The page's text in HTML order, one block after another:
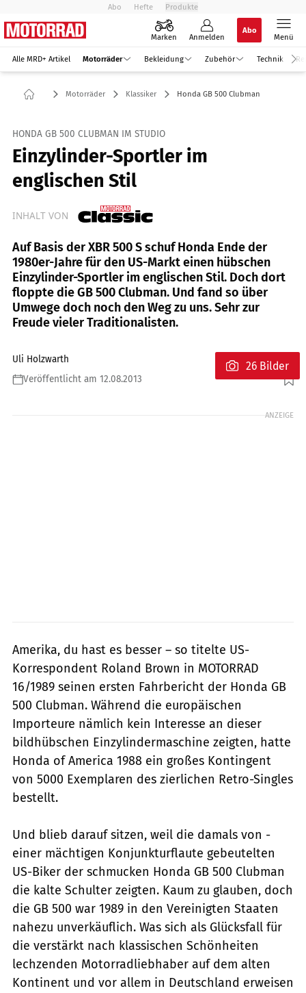
Abo Hefte Produkte
Marken Anmelden
Abo
Menü
Alle MRD+ Artikel Motorräder Bekleidung Zubehör Technik
Motorräder Klassiker Honda GB 500 Clubman
HONDA GB 500 CLUBMAN IM STUDIO
Einzylinder-Sportler im
englischen Stil
INHALT VON
Auf Basis der XBR 500 S schuf Honda Ende der
1980er-Jahre für den US-Markt einen hübschen
Einzylinder-Sportler im englischen Stil. Doch dort
floppte die GB 500 Clubman. Und fand so über
Umwege doch noch den Weg zu uns. Sehr zur
Freude vieler Traditionalisten.
Uli Holzwarth
Veröffentlicht am 12.08.2013
Foto: mps-Fotostudio
26 Bilder
ANZEIGE
Amerika, du hast es besser – so titelte US-
Korrespondent Roland Brown in MOTORRAD
16/1989 seinen ersten Fahrbericht der Honda GB
500 Clubman. Während die europäischen
Importeure nämlich kein Interesse an dieser
bildhübschen Einzylindermaschine zeigten, hatte
Honda of America 1988 ein großes Kontingent
von 5000 Exemplaren des zierlichen Retro-Singles
bestellt.
Und blieb darauf sitzen, weil die damals von ­
einer mächtigen Konjunkturflaute gebeutelten
US-Biker der schmucken Honda GB 500 Clubman
die kalte Schulter zeigten. Kaum zu glauben, doch
die GB 500 war 1989 in den Vereinigten Staaten
nahezu unverkäuflich. Was sich als Glücksfall für
die verstärkt nach klassischen Schönheiten
lechzenden Motorradliebhaber auf dem alten
Kontinent und vor allem in Deutschland erweisen